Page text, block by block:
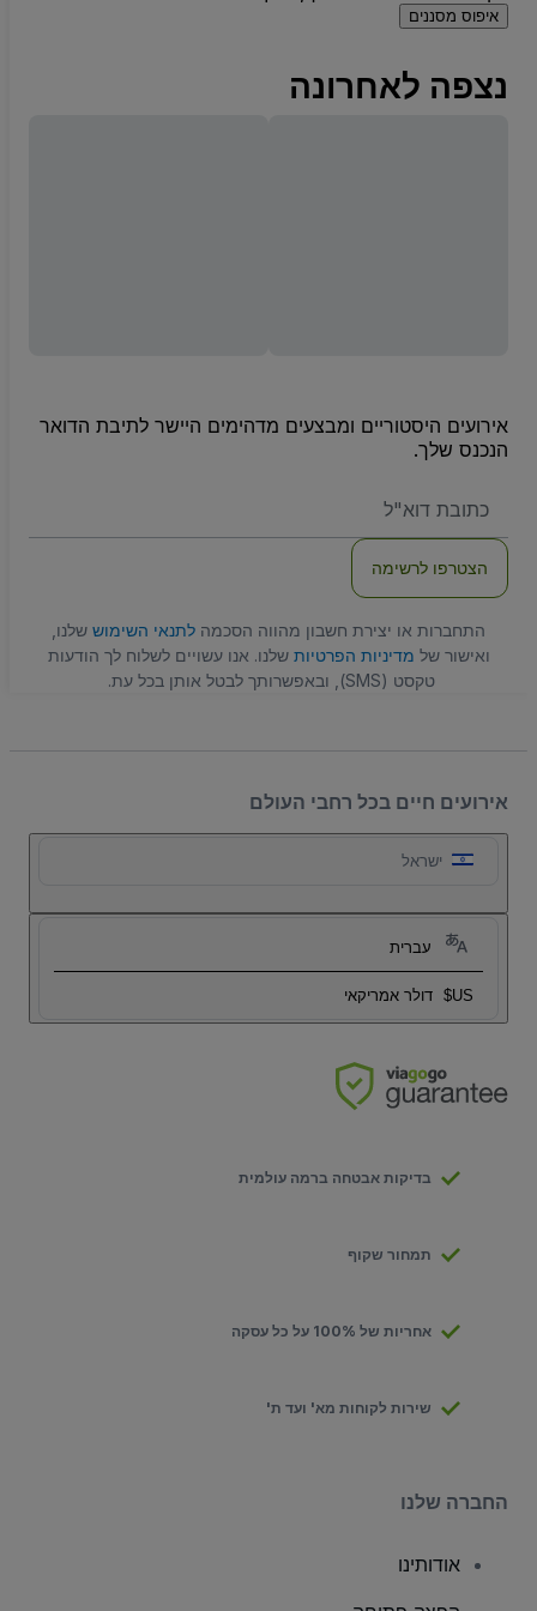
איפוס מסננים
נצפה לאחרונה
אירועים היסטוריים ומבצעים מדהימים היישר לתיבת הדואר
הנכנס שלך.
שלכם
הצטרפו לרשימה
התחברות או יצירת חשבון מהווה הסכמה לתנאי השימוש שלנו,
ואישור של מדיניות הפרטיות שלנו. אנו עשויים לשלוח לך הודעות
טקסט (SMS), ובאפשרותך לבטל אותן בכל עת.
אירועים חיים בכל רחבי העולם
ישראל
עברית
US$ דולר אמריקאי
בדיקות אבטחה ברמה עולמית
תמחור שקוף
אחריות של 100% על כל עסקה
שירות לקוחות מא' ועד ת'
החברה שלנו
אודותינו